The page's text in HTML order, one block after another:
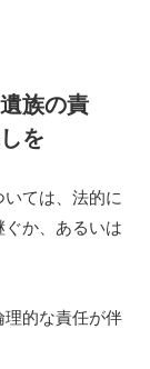
族の責
を
ては、法的に
か、あるいは
的な責任が伴